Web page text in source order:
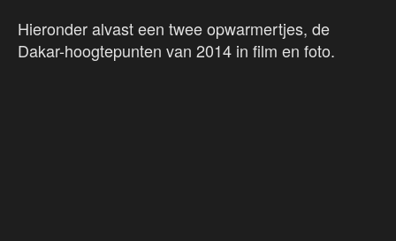
Hieronder alvast een twee opwarmertjes, de
Dakar-hoogtepunten van 2014 in film en foto.